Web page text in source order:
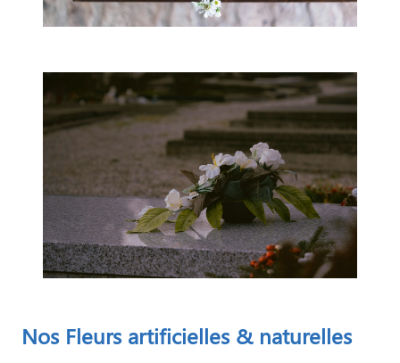
Nos Fleurs artificielles & naturelles